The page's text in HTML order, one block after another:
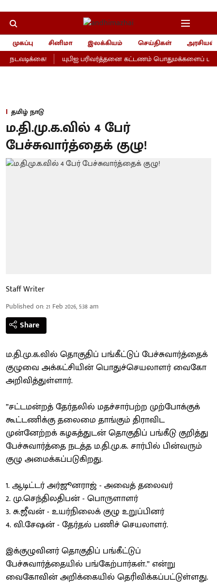
முகப்பு சினிமா இலக்கியம் செய்திகள்
அரசியல்
யுபிஐ பரிவர்த்தனை கட்டணம் பொதுமக்களைப்
தமிழ் நாடு
ம.தி.மு.க.வில் 4 பேர்
பேச்சுவார்த்தைக் குழு!
Staff Writer
Published on:21 Feb 2026, 5:38 am
Share
ம.தி.மு.க.வில் தொகுதிப் பங்கீட்டுப் பேச்சுவார்த்தைக்
குழுவை அக்கட்சியின் பொதுச்செயலாளர் வைகோ
அறிவித்துள்ளார்.
”சட்டமன்றத் தேர்தலில் மதச்சார்பற்ற முற்போக்குக்
கூட்டணிக்கு தலைமை தாங்கும் திராவிட
முன்னேற்றக் கழகத்துடன் தொகுதிப் பங்கீடு குறித்து
பேச்சுவார்த்தை நடத்த ம.தி.மு.க. சார்பில் பின்வரும்
குழு அமைக்கப்படுகிறது.
1. ஆடிட்டர் அர்ஜூனராஜ் - அவைத் தலைவர்
2. மு.செந்திலதிபன் - பொருளாளர்
3. சு.ஜீவன் - உயர்நிலைக் குழு உறுப்பினர்
4. வி.சேஷன் - தேர்தல் பணிச் செயலாளர்.
இக்குழுவினர் தொகுதிப் பங்கீட்டுப்
பேச்சுவார்த்தையில் பங்கேற்பார்கள்.” என்று
வைகோவின் அறிக்கையில் தெரிவிக்கப்பட்டுள்ளது.